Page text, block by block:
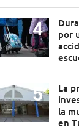
por
La
la
en